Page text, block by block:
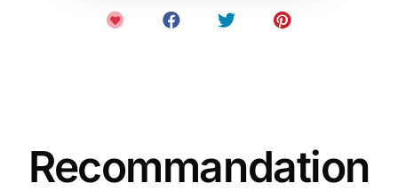
Recommandation